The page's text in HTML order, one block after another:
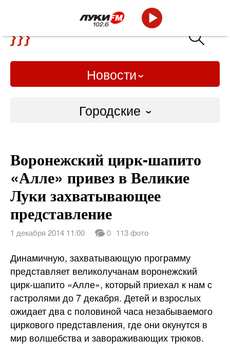
Новости
Городские
Слово Дело
Народные
ВТРК
Воронежский цирк-шапито
«Алле» привез в Великие
Луки захватывающее
представление
1 декабря 2014 11:00 0 113 фото
Динамичную, захватывающую программу
представляет великолучанам воронежский
цирк-шапито «Алле», который приехал к нам с
гастролями до 7 декабря. Детей и взрослых
ожидает два с половиной часа незабываемого
циркового представления, где они окунутся в
мир волшебства и завораживающих трюков.